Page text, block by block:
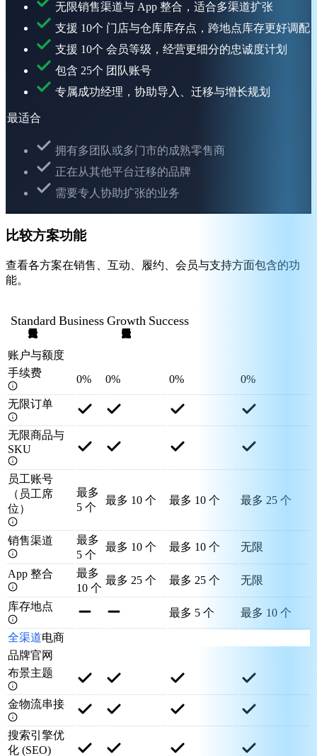
无限销售渠道与 App 整合，适合多渠道扩张
支援 10个 门店与仓库库存点，跨地点库存更好调配
支援 10个 会员等级，经营更细分的忠诚度计划
包含 25个 团队账号
专属成功经理，协助导入、迁移与增长规划
最适合
拥有多团队或多门市的成熟零售商
正在从其他平台迁移的品牌
需要专人协助扩张的业务
比较方案功能
查看各方案在销售、互动、履约、会员与支持方面包含的功
能。
Standard Business Growth Success
账户与额度
手续费
0% 0% 0% 0%
无限订单
无限商品与
SKU
员工账号
（员工席
位）
最多
5 个
最多 10 个 最多 10 个 最多 25 个
销售渠道
最多
5 个
最多 10 个 最多 10 个 无限
App 整合
最多
10 个
最多 25 个 最多 25 个 无限
库存地点
最多 5 个 最多 10 个
全渠道电商
品牌官网
布景主题
金物流串接
搜索引擎优
化 (SEO)